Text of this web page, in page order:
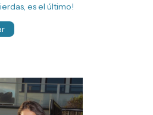
es el último!